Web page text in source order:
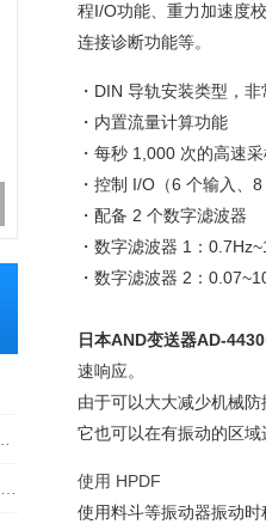
程I/O功能、重力加速度
连接诊断功能等。
・DIN 导轨安装类型，
・内置流量计算功能
・每秒 1,000 次的高速
・控制 I/O（6 个输入、
・配备 2 个数字滤波器
・数字滤波器 1：
・数字滤波器 2：
日本AND变送器AD-
速响应。
由于可以大大减少机械
它也可以在有振动的区域
使用 HPDF
使用料斗等振动器振动时